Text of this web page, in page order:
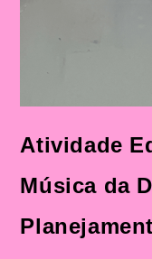
Atividade
Música da